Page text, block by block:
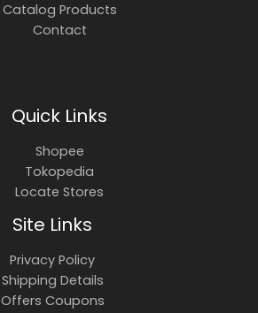
Catalog Products
Contact
Quick Links
Shopee
Tokopedia
Locate Stores
Site Links
Privacy Policy
Shipping Details
Offers Coupons